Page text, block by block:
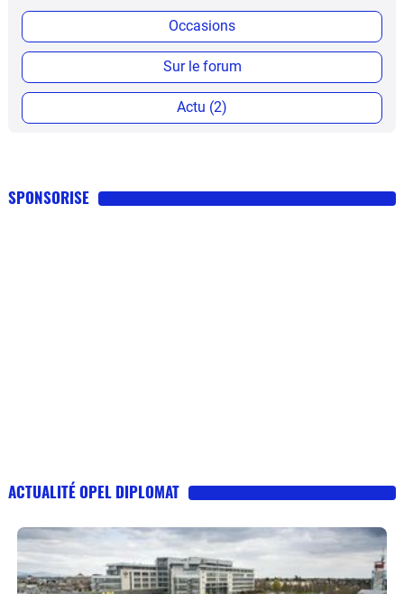
Occasions
Sur le forum
Actu (2)
SPONSORISE
ACTUALITÉ OPEL DIPLOMAT